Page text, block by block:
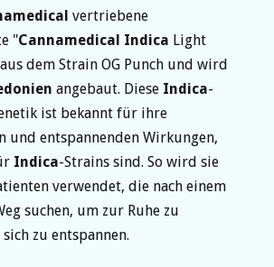
vertriebene
"Cannamedical Indica Light
dem Strain OG Punch und wird
angebaut. Diese Indica-
ist bekannt für ihre
und entspannenden Wirkungen,
Indica-Strains sind. So wird sie
verwendet, die nach einem
suchen, um zur Ruhe zu
zu entspannen.